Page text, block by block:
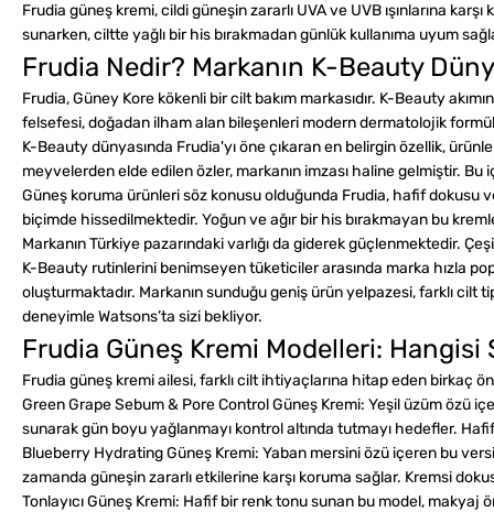
Frudia güneş kremi, cildi güneşin zararlı UVA ve UVB ışınlarına
sunarken, ciltte yağlı bir his bırakmadan günlük kullanıma uyum
Frudia Nedir? Markanın K-Beauty
Frudia, Güney Kore kökenli bir cilt bakım markasıdır. K-Beauty
felsefesi, doğadan ilham alan bileşenleri modern dermatolojik
K-Beauty dünyasında Frudia'yı öne çıkaran en belirgin özellik,
meyvelerden elde edilen özler, markanın imzası haline gelmiştir.
Güneş koruma ürünleri söz konusu olduğunda Frudia, hafif dokusu
biçimde hissedilmektedir. Yoğun ve ağır bir his bırakmayan bu
Markanın Türkiye pazarındaki varlığı da giderek güçlenmektedir.
K-Beauty rutinlerini benimseyen tüketiciler arasında marka hızla
oluşturmaktadır. Markanın sunduğu geniş ürün yelpazesi, farklı
deneyimle Watsons’ta sizi bekliyor.
Frudia Güneş Kremi Modelleri: Hangisi
Frudia güneş kremi ailesi, farklı cilt ihtiyaçlarına hitap eden birkaç
Green Grape Sebum & Pore Control Güneş Kremi: Yeşil üzüm özü
sunarak gün boyu yağlanmayı kontrol altında tutmayı hedefler. Hafif
Blueberry Hydrating Güneş Kremi: Yaban mersini özü içeren bu
zamanda güneşin zararlı etkilerine karşı koruma sağlar. Kremsi
Tonlayıcı Güneş Kremi: Hafif bir renk tonu sunan bu model, makyaj